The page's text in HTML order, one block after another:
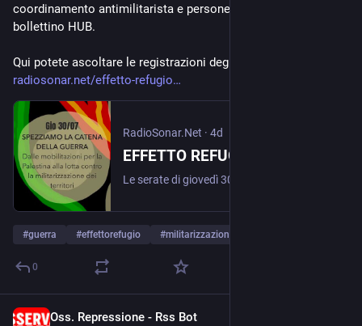
coordinamento antimilitarista e persone della redazione del
bollettino HUB.
Qui potete ascoltare le registrazioni degli incontri:
radiosonar.net/effetto-refugio
RadioSonar.Net · 4d
#guerra #effettorefugio #militarizzazione
0
Oss. Repressione - Rss Bot